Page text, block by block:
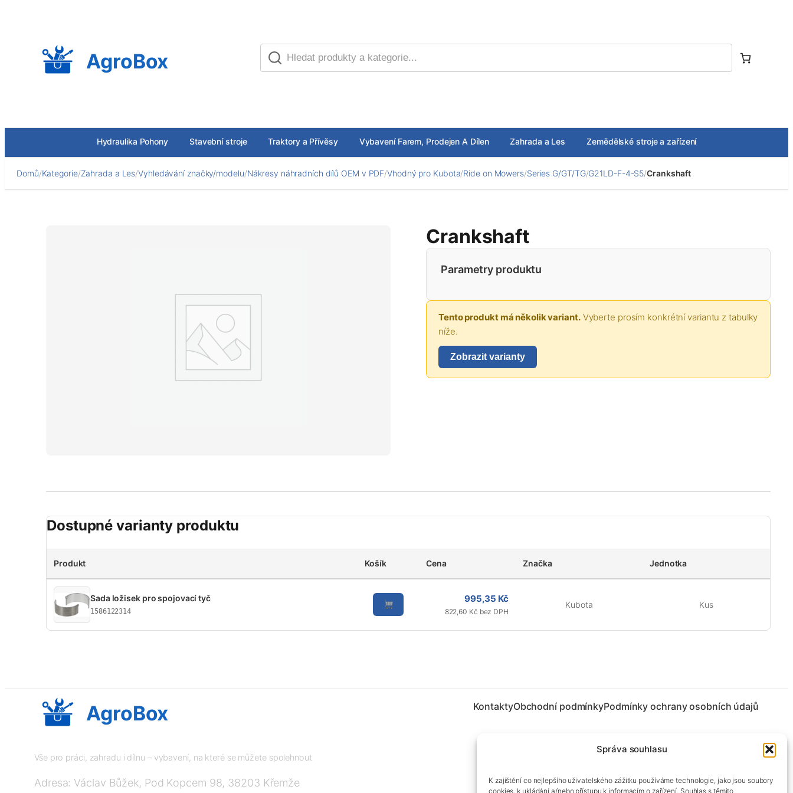
Správa souhlasu
K zajištění co nejlepšího uživatelského zážitku používáme technologie, jako jsou soubory
cookies, k ukládání a/nebo přístupu k informacím o zařízení. Souhlas s těmito
AgroBox
Hydraulika Pohony Stavební stroje Traktory a Přívěsy Vybavení Farem, Prodejen A Dílen Zahrada a Les Zemědělské stroje a zařízení
Domů/Kategorie/Zahrada a Les/Vyhledávání značky/modelu/Nákresy náhradních dílů OEM v PDF/Vhodný pro Kubota/Ride on Mowers/Series G/GT/TG/G21LD-F-4-S5/Crankshaft
Crankshaft
Parametry produktu
Tento produkt má několik variant.Vyberte prosím konkrétní variantu z tabulky
níže.
Zobrazit varianty
Dostupné varianty produktu
Produkt Košík Cena Značka Jednotka
Sada ložisek pro spojovací tyč
1586122314
995,35 Kč
822,60 Kč bez DPH
Kubota Kus
AgroBox
Vše pro práci, zahradu i dílnu – vybavení, na které se můžete spolehnout
Adresa: Václav Bůžek, Pod Kopcem 98, 38203 Křemže
KontaktyObchodní podmínkyPodmínky ochrany osobních údajů